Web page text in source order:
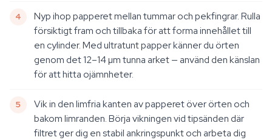
Nyp ihop papperet mellan tummar och pekfingrar. Rulla
försiktigt fram och tillbaka för att forma innehållet till
en cylinder. Med ultratunt papper känner du örten
genom det 12–14 µm tunna arket — använd den känslan
för att hitta ojämnheter.
Vik in den limfria kanten av papperet över örten och
bakom limranden. Börja vikningen vid tipsänden där
filtret ger dig en stabil ankringspunkt och arbeta dig